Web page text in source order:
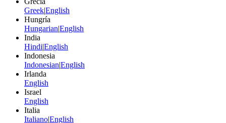
Greek|English
Hungría
Hungarian|English
India
Hindi|English
Indonesia
Indonesian|English
Irlanda
English
Israel
English
Italia
Italiano|English